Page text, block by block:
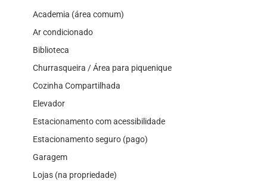
Academia (área comum)
Ar condicionado
Biblioteca
Churrasqueira / Área para piquenique
Cozinha Compartilhada
Elevador
Estacionamento com acessibilidade
Estacionamento seguro (pago)
Garagem
Lojas (na propriedade)